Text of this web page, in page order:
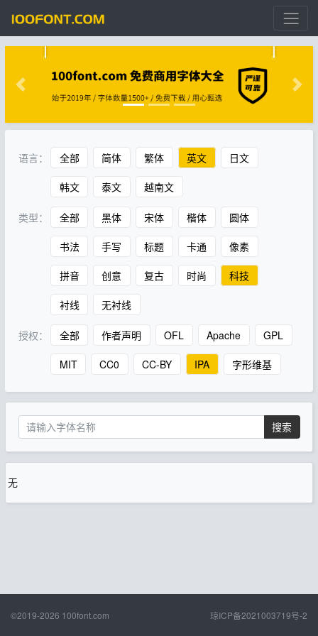
语言： 全部 简体 繁体 英文 日文
韩文 泰文 越南文
类型： 全部 黑体 宋体 楷体 圆体
书法 手写 标题 卡通 像素
拼音 创意 复古 时尚 科技
衬线 无衬线
授权： 全部 作者声明 OFL Apache GPL
MIT CC0 CC-BY IPA 字形维基
搜索
无
©2019-2026 100font.com 琼ICP备2021003719号-2